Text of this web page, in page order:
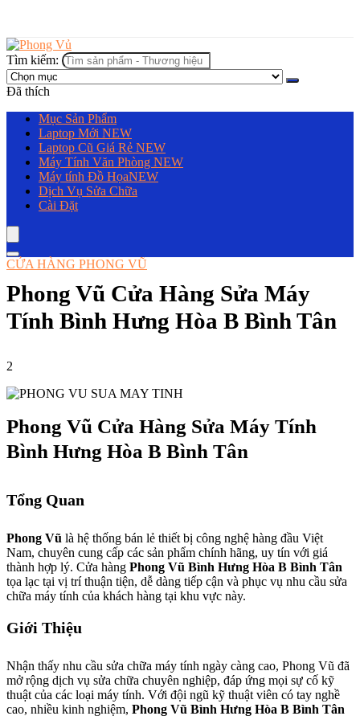
Tìm kiếm:
Đã thích
Mục Sản Phẩm
Laptop Mới NEW
Laptop Cũ Giá Rẻ NEW
Máy Tính Văn Phòng NEW
Máy tính Đồ HọaNEW
Dịch Vụ Sửa Chữa
Cài Đặt
CỬA HÀNG PHONG VŨ
Phong Vũ Cửa Hàng Sửa Máy
Tính Bình Hưng Hòa B Bình Tân
2
Phong Vũ Cửa Hàng Sửa Máy Tính
Bình Hưng Hòa B Bình Tân
Tổng Quan
Phong Vũ là hệ thống bán lẻ thiết bị công nghệ hàng đầu Việt
Nam, chuyên cung cấp các sản phẩm chính hãng, uy tín với giá
thành hợp lý. Cửa hàng Phong Vũ Bình Hưng Hòa B Bình Tân
tọa lạc tại vị trí thuận tiện, dễ dàng tiếp cận và phục vụ nhu cầu sửa
chữa máy tính của khách hàng tại khu vực này.
Giới Thiệu
Nhận thấy nhu cầu sửa chữa máy tính ngày càng cao, Phong Vũ đã
mở rộng dịch vụ sửa chữa chuyên nghiệp, đáp ứng mọi sự cố kỹ
thuật của các loại máy tính. Với đội ngũ kỹ thuật viên có tay nghề
cao, nhiều kinh nghiệm, Phong Vũ Bình Hưng Hòa B Bình Tân